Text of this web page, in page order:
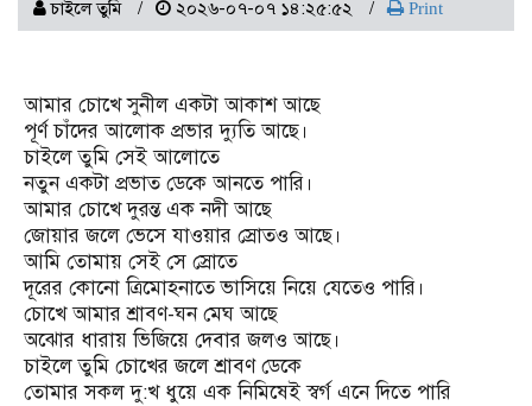
চাইলে তুমি ২০২৬-০৭-০৭ ১৪:২৫:৫২ Print
আমার চোখে সুনীল একটা আকাশ আছে
পূর্ণ চাঁদের আলোক প্রভার দ্যুতি আছে।
চাইলে তুমি সেই আলোতে
নতুন একটা প্রভাত ডেকে আনতে পারি।
আমার চোখে দুরন্ত এক নদী আছে
জোয়ার জলে ভেসে যাওয়ার স্রোতও আছে।
আমি তোমায় সেই সে স্রোতে
দূরের কোনো ত্রিমোহনাতে ভাসিয়ে নিয়ে যেতেও পারি।
চোখে আমার শ্রাবণ-ঘন মেঘ আছে
অঝোর ধারায় ভিজিয়ে দেবার জলও আছে।
চাইলে তুমি চোখের জলে শ্রাবণ ডেকে
তোমার সকল দু:খ ধুয়ে এক নিমিষেই স্বর্গ এনে দিতে পারি